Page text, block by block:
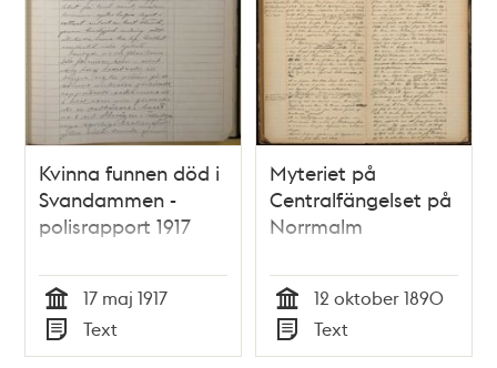
Kvinna funnen död i
Svandammen -
polisrapport 1917
Tid
17 maj 1917
Typ
Text
Myteriet på
Centralfängelset på
Norrmalm
Tid
12 oktober 1890
Typ
Text